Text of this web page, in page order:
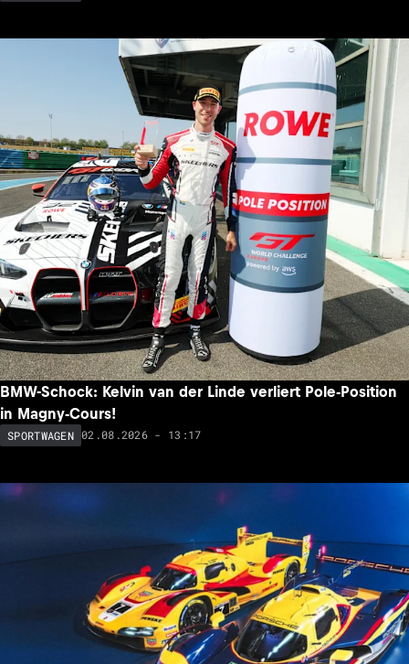
BMW-Schock: Kelvin van der Linde verliert Pole-Position
in Magny-Cours!
SPORTWAGEN 02.08.2026 - 13:17